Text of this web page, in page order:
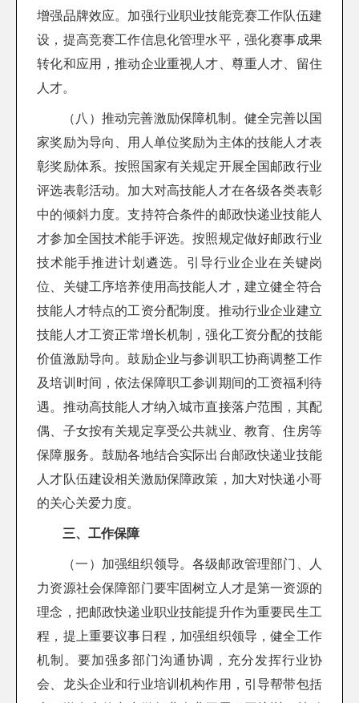
增强品牌效应。加强行业职业技能竞赛工作队伍建
设，提高竞赛工作信息化管理水平，强化赛事成果
转化和应用，推动企业重视人才、尊重人才、留住
人才。
（八）推动完善激励保障机制。健全完善以国
家奖励为导向、用人单位奖励为主体的技能人才表
彰奖励体系。按照国家有关规定开展全国邮政行业
评选表彰活动。加大对高技能人才在各级各类表彰
中的倾斜力度。支持符合条件的邮政快递业技能人
才参加全国技术能手评选。按照规定做好邮政行业
技术能手推进计划遴选。引导行业企业在关键岗
位、关键工序培养使用高技能人才，建立健全符合
技能人才特点的工资分配制度。推动行业企业建立
技能人才工资正常增长机制，强化工资分配的技能
价值激励导向。鼓励企业与参训职工协商调整工作
及培训时间，依法保障职工参训期间的工资福利待
遇。推动高技能人才纳入城市直接落户范围，其配
偶、子女按有关规定享受公共就业、教育、住房等
保障服务。鼓励各地结合实际出台邮政快递业技能
人才队伍建设相关激励保障政策，加大对快递小哥
的关心关爱力度。
三、工作保障
（一）加强组织领导。各级邮政管理部门、人
力资源社会保障部门要牢固树立人才是第一资源的
理念，把邮政快递业职业技能提升作为重要民生工
程，提上重要议事日程，加强组织领导，健全工作
机制。要加强多部门沟通协调，充分发挥行业协
会、龙头企业和行业培训机构作用，引导帮带包括